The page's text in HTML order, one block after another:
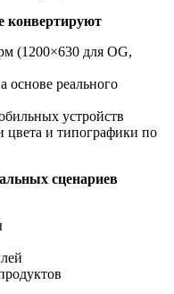
конвертируют
(1200×630 для OG,
основе реального
устройств
цвета и типографики по
сценариев